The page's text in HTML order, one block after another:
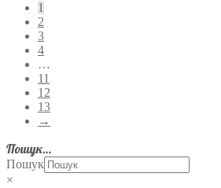
1
2
3
4
…
11
12
13
→
Пошук…
Пошук
×